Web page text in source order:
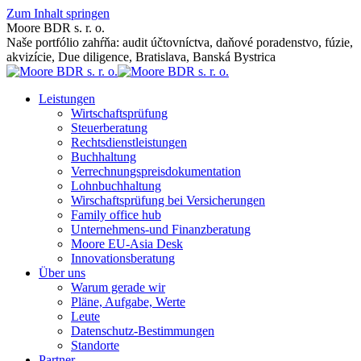
Zum Inhalt springen
Moore BDR s. r. o.
Naše portfólio zahŕňa: audit účtovníctva, daňové poradenstvo, fúzie,
akvizície, Due diligence, Bratislava, Banská Bystrica
Leistungen
Wirtschaftsprüfung
Steuerberatung
Rechtsdienstleistungen
Buchhaltung
Verrechnungspreisdokumentation
Lohnbuchhaltung
Wirschaftsprüfung bei Versicherungen
Family office hub
Unternehmens-und Finanzberatung
Moore EU-Asia Desk
Innovationsberatung
Über uns
Warum gerade wir
Pläne, Aufgabe, Werte
Leute
Datenschutz-Bestimmungen
Standorte